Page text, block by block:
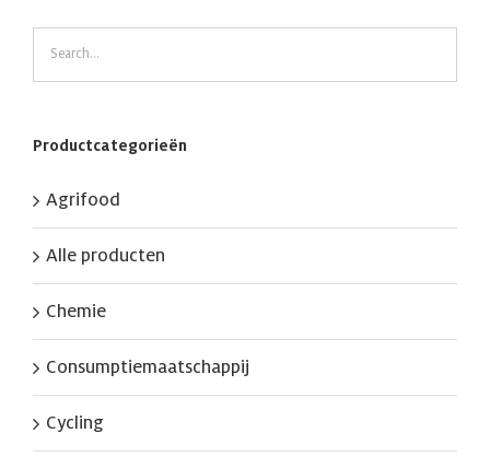
Productcategorieën
Agrifood
Alle producten
Chemie
Consumptiemaatschappij
Cycling